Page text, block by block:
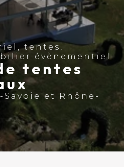
tentes,
évènementiel
tentes
Savoie et Rhône-